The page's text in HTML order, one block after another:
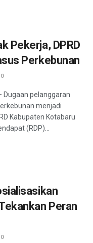
Pekerja, DPRD
Perkebunan
0
Dugaan pelanggaran
menjadi
Kabupaten Kotabaru
(RDP)...
Peran
0